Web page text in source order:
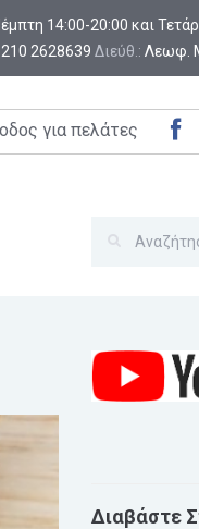
14:00-20:00 και
210 2628639 Διεύθ.: Λεωφ.
για πελάτες
Διαβάστε